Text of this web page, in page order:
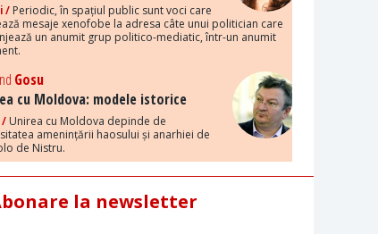
/ Periodic, în spațiul public sunt voci care
mesaje xenofobe la adresa câte unui politician care
un anumit grup politico-mediatic, într-un anumit
Gosu
cu Moldova: modele istorice
/ Unirea cu Moldova depinde de
amenințării haosului și anarhiei de
de Nistru.
la newsletter